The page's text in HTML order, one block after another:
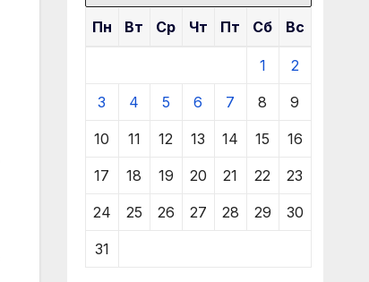
Пн Вт Ср Чт Пт Сб Вс
1 2
3 4 5 6 7 8 9
10 11 12 13 14 15 16
17 18 19 20 21 22 23
24 25 26 27 28 29 30
31